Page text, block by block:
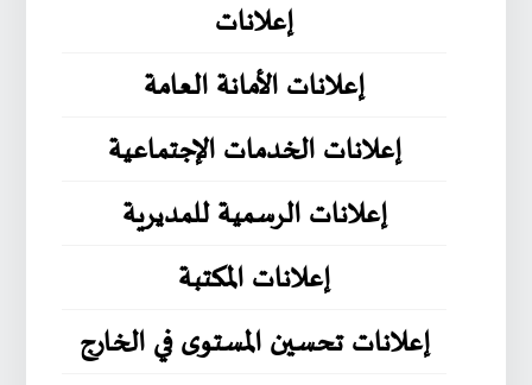
إعلانات
إعلانات الأمانة العامة
إعلانات الخدمات الإجتماعية
إعلانات الرسمية للمديرية
إعلانات المكتبة
إعلانات تحسين المستوى في الخارج